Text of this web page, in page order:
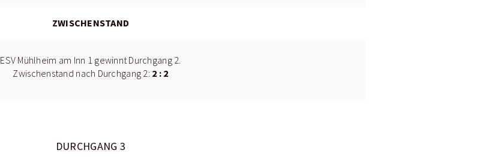
ZWISCHENSTAND
ESV Mühlheim am Inn 1 gewinnt Durchgang 2.
Zwischenstand nach Durchgang 2: 2 : 2
DURCHGANG 3